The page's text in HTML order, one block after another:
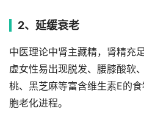
2、延缓衰老
中医理论中肾主藏精，肾精充
虚女性易出现脱发、腰膝酸软
桃、黑芝麻等富含维生素E的
胞老化进程。